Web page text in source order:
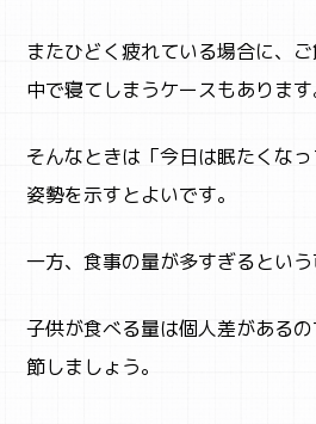
またひどく疲れている場合に、
中で寝てしまうケースもあります
そんなときは「今日は眠たくな
姿勢を示すとよいです。
一方、食事の量が多すぎるという
子供が食べる量は個人差がある
節しましょう。